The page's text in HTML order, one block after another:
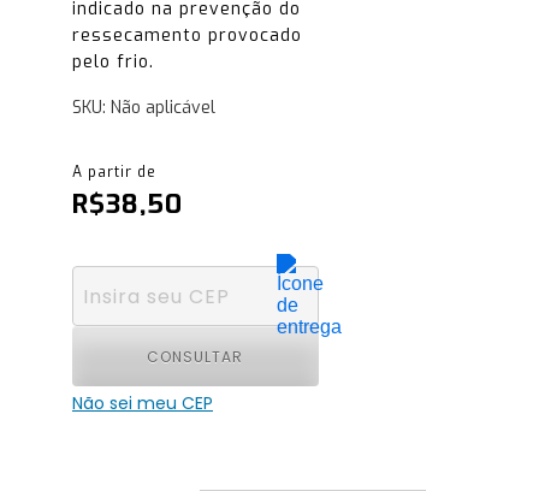
indicado na prevenção do
ressecamento provocado
pelo frio.
SKU: Não aplicável
R$38,50
CONSULTAR
Não sei meu CEP